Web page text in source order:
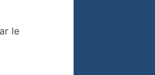
le